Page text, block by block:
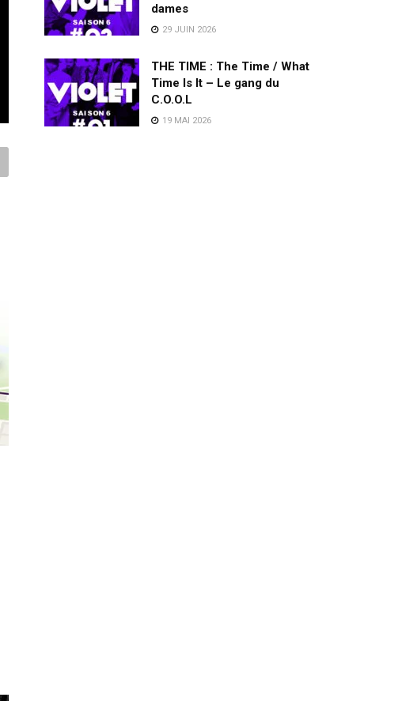
dames
29 JUIN 2026
THE TIME : The Time / What
Time Is It – Le gang du
C.O.O.L
19 MAI 2026